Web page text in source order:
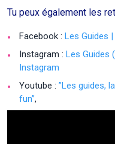
Tu peux également les
Facebook : Les Guides
Instagram : Les Guides
Instagram
Youtube : ”Les guides,
fun”,